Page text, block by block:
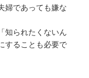
婦であっても嫌な
知られたくないん
することも必要で